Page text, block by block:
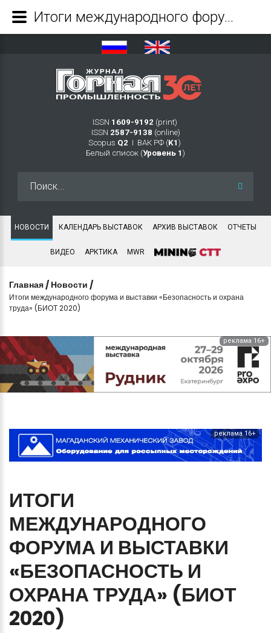
ISSN 1609-9192 (print)
ISSN 2587-9138 (online)
Scopus Q2 Ι ВАК РФ (K1 )
Белый список (Уровень 1 )
НОВОСТИ КАЛЕНДАРЬ ВЫСТАВОК АРХИВ ВЫСТАВОК ОТЧЕТЫ
ВИДЕО АРКТИКА MWR
Главная / Новости /
Итоги международного форума и выставки «Безопасность и охрана
труда» (БИОТ 2020)
реклама 16+
реклама 16+
ИТОГИ
МЕЖДУНАРОДНОГО
ФОРУМА И ВЫСТАВКИ
«БЕЗОПАСНОСТЬ И
ОХРАНАТРУДА» (БИОТ
2020)
Итоги международного форума и выставки «Безопасность и охрана труда» (БИОТ 2020) - Журнал Горная промышленность